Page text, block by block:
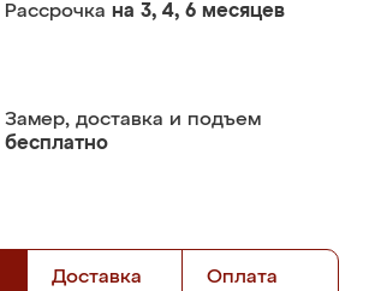
Рассрочка на 3, 4, 6 месяцев
Замер, доставка и подъем
бесплатно
Доставка Оплата